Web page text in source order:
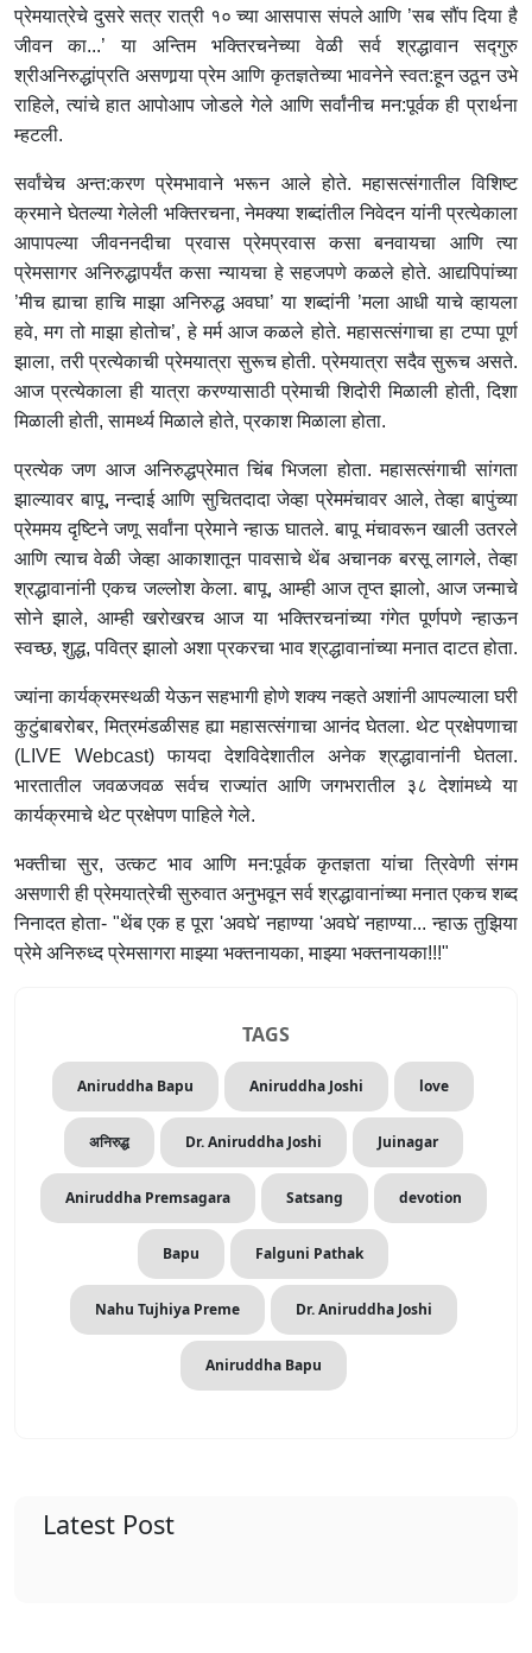
प्रेमयात्रेचे दुसरे सत्र रात्री १० च्या आसपास संपले आणि ’सब सौंप दिया है
जीवन का...’ या अन्तिम भक्तिरचनेच्या वेळी सर्व श्रद्धावान सद्गुरु
श्रीअनिरुद्धांप्रति असणार्‍या प्रेम आणि कृतज्ञतेच्या भावनेने स्वत:हून उठून उभे
राहिले, त्यांचे हात आपोआप जोडले गेले आणि सर्वांनीच मन:पूर्वक ही प्रार्थना
म्हटली.
सर्वांचेच अन्त:करण प्रेमभावाने भरून आले होते. महासत्संगातील विशिष्ट
क्रमाने घेतल्या गेलेली भक्तिरचना, नेमक्या शब्दांतील निवेदन यांनी प्रत्येकाला
आपापल्या जीवननदीचा प्रवास प्रेमप्रवास कसा बनवायचा आणि त्या
प्रेमसागर अनिरुद्धापर्यंत कसा न्यायचा हे सहजपणे कळले होते. आद्यपिपांच्या
’मीच ह्याचा हाचि माझा अनिरुद्ध अवघा’ या शब्दांनी ’मला आधी याचे व्हायला
हवे, मग तो माझा होतोच’, हे मर्म आज कळले होते. महासत्संगाचा हा टप्पा पूर्ण
झाला, तरी प्रत्येकाची प्रेमयात्रा सुरूच होती. प्रेमयात्रा सदैव सुरूच असते.
आज प्रत्येकाला ही यात्रा करण्यासाठी प्रेमाची शिदोरी मिळाली होती, दिशा
मिळाली होती, सामर्थ्य मिळाले होते, प्रकाश मिळाला होता.
प्रत्येक जण आज अनिरुद्धप्रेमात चिंब भिजला होता. महासत्संगाची सांगता
झाल्यावर बापू, नन्दाई आणि सुचितदादा जेव्हा प्रेममंचावर आले, तेव्हा बापुंच्या
प्रेममय दृष्टिने जणू सर्वांना प्रेमाने न्हाऊ घातले. बापू मंचावरून खाली उतरले
आणि त्याच वेळी जेव्हा आकाशातून पावसाचे थेंब अचानक बरसू लागले, तेव्हा
श्रद्धावानांनी एकच जल्लोश केला. बापू, आम्ही आज तृप्त झालो, आज जन्माचे
सोने झाले, आम्ही खरोखरच आज या भक्तिरचनांच्या गंगेत पूर्णपणे न्हाऊन
स्वच्छ, शुद्ध, पवित्र झालो अशा प्रकरचा भाव श्रद्धावानांच्या मनात दाटत होता.
ज्यांना कार्यक्रमस्थळी येऊन सहभागी होणे शक्य नव्हते अशांनी आपल्याला घरी
कुटुंबाबरोबर, मित्रमंडळीसह ह्या महासत्संगाचा आनंद घेतला. थेट प्रक्षेपणाचा
(LIVE Webcast) फायदा देशविदेशातील अनेक श्रद्धावानांनी घेतला.
भारतातील जवळजवळ सर्वच राज्यांत आणि जगभरातील ३८ देशांमध्ये या
कार्यक्रमाचे थेट प्रक्षेपण पाहिले गेले.
भक्तीचा सुर, उत्कट भाव आणि मन:पूर्वक कृतज्ञता यांचा त्रिवेणी संगम
असणारी ही प्रेमयात्रेची सुरुवात अनुभवून सर्व श्रद्धावानांच्या मनात एकच शब्द
निनादत होता- "थेंब एक ह पूरा 'अवघे' नहाण्या 'अवघे' नहाण्या... न्हाऊ तुझिया
प्रेमे अनिरुध्द प्रेमसागरा माझ्या भक्तनायका, माझ्या भक्तनायका!!!"
TAGS
Aniruddha Bapu Aniruddha Joshi love
अनिरुद्ध Dr. Aniruddha Joshi Juinagar
Aniruddha Premsagara Satsang devotion
Bapu Falguni Pathak
Nahu Tujhiya Preme Dr. Aniruddha Joshi
Aniruddha Bapu
Latest Post